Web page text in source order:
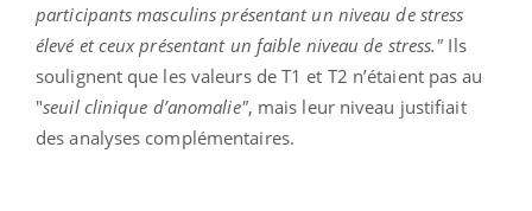
participants masculins présentant un niveau de stress
élevé et ceux présentant un faible niveau de stress." Ils
soulignent que les valeurs de T1 et T2 n’étaient pas au
"seuil clinique d’anomalie", mais leur niveau justifiait
des analyses complémentaires.